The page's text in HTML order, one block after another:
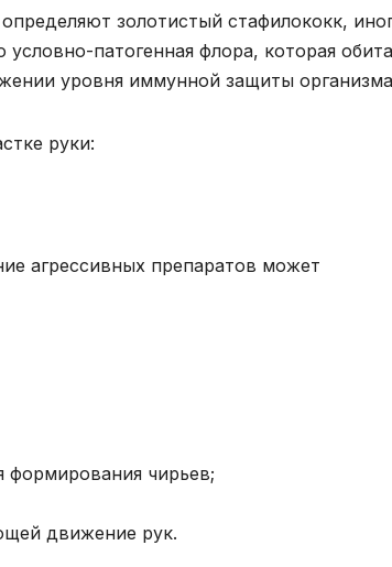
золотистый стафилококк,
патогенная флора, которая
уровня иммунной защиты
руки:
агрессивных препаратов может
формирования чирьев;
движение рук.